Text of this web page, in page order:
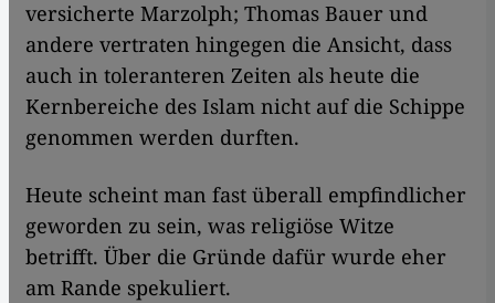
versicherte Marzolph; Thomas Bauer und
andere vertraten hingegen die Ansicht, dass
auch in toleranteren Zeiten als heute die
Kernbereiche des Islam nicht auf die Schippe
genommen werden durften.
Heute scheint man fast überall empfindlicher
geworden zu sein, was religiöse Witze
betrifft. Über die Gründe dafür wurde eher
am Rande spekuliert.